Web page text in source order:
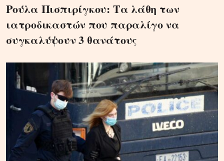
Ρούλα Πισπιρίγκου: Τα λάθη των
ιατροδικαστών που παραλίγο να
συγκαλύψουν 3 θανάτους